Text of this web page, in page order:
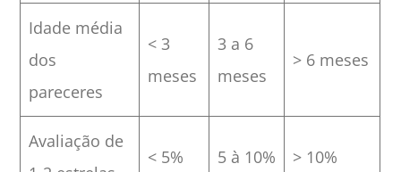
Idade média
dos
pareceres
< 3
meses
3 a 6
meses
> 6 meses
Avaliação de
< 5% 5 à 10% > 10%